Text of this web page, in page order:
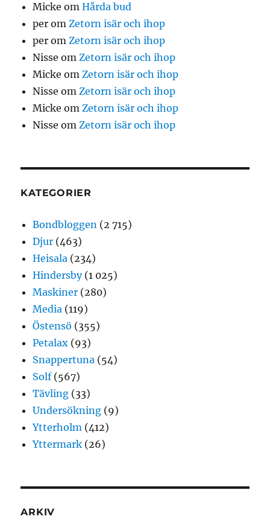
Micke omHårda bud
per omZetorn isär och ihop
per omZetorn isär och ihop
Nisse omZetorn isär och ihop
Micke omZetorn isär och ihop
Nisse omZetorn isär och ihop
Micke omZetorn isär och ihop
Nisse omZetorn isär och ihop
KATEGORIER
Bondbloggen (2 715)
Djur (463)
Heisala (234)
Hindersby(1 025)
Maskiner (280)
Media (119)
Östensö (355)
Petalax (93)
Snappertuna (54)
Solf(567)
Tävling (33)
Undersökning (9)
Ytterholm (412)
Yttermark (26)
ARKIV